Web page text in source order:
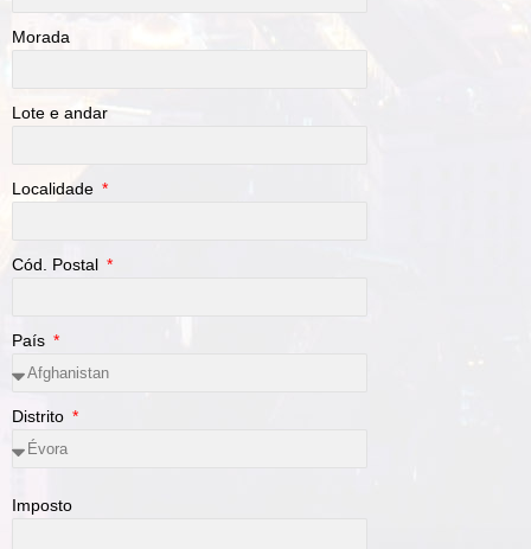
Morada
Lote e andar
Localidade
Cód. Postal
País
Distrito
Imposto